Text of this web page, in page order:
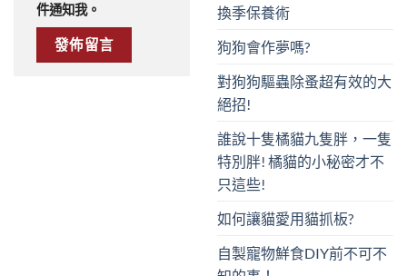
件通知我。
換季保養術
狗狗會作夢嗎?
對狗狗驅蟲除蚤超有效的大
絕招!
誰說十隻橘貓九隻胖，一隻
特別胖! 橘貓的小秘密才不
只這些!
如何讓貓愛用貓抓板?
自製寵物鮮食DIY前不可不